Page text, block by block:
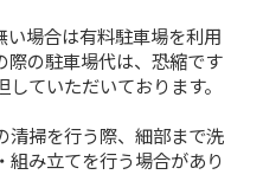
い場合は有料駐車場を利用
際の駐車場代は、恐縮です
ていただいております。
清掃を行う際、細部まで洗
組み立てを行う場合があり